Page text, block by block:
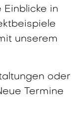
Einblicke in
unserem
oder
Termine